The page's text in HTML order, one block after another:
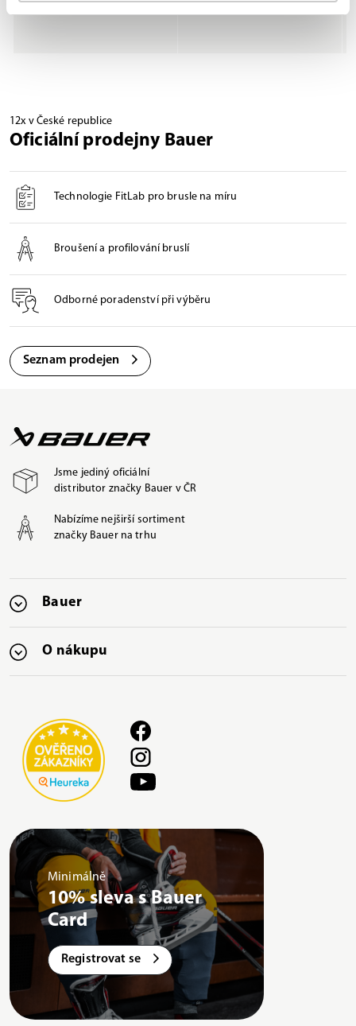
12x v České republice
Oficiální prodejny Bauer
Technologie FitLab pro brusle na míru
Broušení a profilování bruslí
Odborné poradenství při výběru
Seznam prodejen
Jsme jediný oficiální
distributor značky Bauer v ČR
Nabízíme nejširší sortiment
značky Bauer na trhu
Bauer
O nákupu
Minimálně
10% sleva s Bauer
Card
Registrovat se